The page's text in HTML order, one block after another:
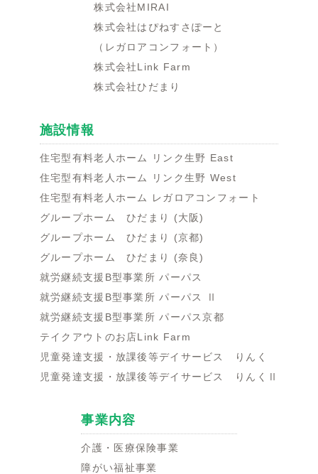
株式会社MIRAI
株式会社はぴねすさぽーと
（レガロアコンフォート）
株式会社Link Farm
株式会社ひだまり
施設情報
住宅型有料老人ホーム リンク生野 East
住宅型有料老人ホーム リンク生野 West
住宅型有料老人ホーム レガロアコンフォート
グループホーム ひだまり (大阪)
グループホーム ひだまり (京都)
グループホーム ひだまり (奈良)
就労継続支援B型事業所 パーパス
就労継続支援B型事業所 パーパス Ⅱ
就労継続支援B型事業所 パーパス京都
テイクアウトのお店Link Farm
児童発達支援・放課後等デイサービス りんく
児童発達支援・放課後等デイサービス りんくⅡ
事業内容
介護・医療保険事業
障がい福祉事業